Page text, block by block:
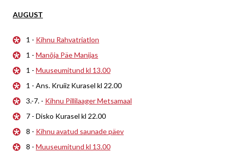
AUGUST
1 - Kihnu Rahvatriatlon
1 - Manõja Päe Manijas
1 - Muuseumitund kl 13.00
1 - Ans. Kruiiz Kurasel kl 22.00
3.-7. - Kihnu Pillilaager Metsamaal
7 - Disko Kurasel kl 22.00
8 - Kihnu avatud saunade päev
8 - Muuseumitund kl 13.00